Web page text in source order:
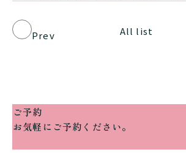
Prev All list
ご予約
お気軽にご予約ください。